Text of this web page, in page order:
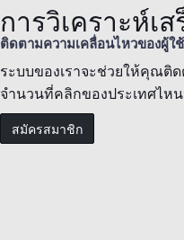
การวิเคราะห์เ
ติดตามความเคลื่อนไหวของผู้ใ
ระบบของเราจะช่วยให้คุณติ
จำนวนที่คลิกของประเทศไห
สมัครสมาชิก